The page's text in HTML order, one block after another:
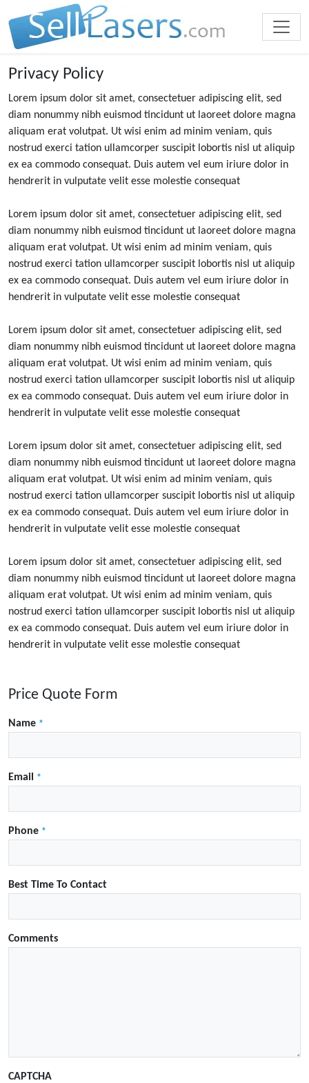
Privacy Policy
Lorem ipsum dolor sit amet, consectetuer adipiscing elit, sed
diam nonummy nibh euismod tincidunt ut laoreet dolore magna
aliquam erat volutpat. Ut wisi enim ad minim veniam, quis
nostrud exerci tation ullamcorper suscipit lobortis nisl ut aliquip
ex ea commodo consequat. Duis autem vel eum iriure dolor in
hendrerit in vulputate velit esse molestie consequat
Lorem ipsum dolor sit amet, consectetuer adipiscing elit, sed
diam nonummy nibh euismod tincidunt ut laoreet dolore magna
aliquam erat volutpat. Ut wisi enim ad minim veniam, quis
nostrud exerci tation ullamcorper suscipit lobortis nisl ut aliquip
ex ea commodo consequat. Duis autem vel eum iriure dolor in
hendrerit in vulputate velit esse molestie consequat
Lorem ipsum dolor sit amet, consectetuer adipiscing elit, sed
diam nonummy nibh euismod tincidunt ut laoreet dolore magna
aliquam erat volutpat. Ut wisi enim ad minim veniam, quis
nostrud exerci tation ullamcorper suscipit lobortis nisl ut aliquip
ex ea commodo consequat. Duis autem vel eum iriure dolor in
hendrerit in vulputate velit esse molestie consequat
Lorem ipsum dolor sit amet, consectetuer adipiscing elit, sed
diam nonummy nibh euismod tincidunt ut laoreet dolore magna
aliquam erat volutpat. Ut wisi enim ad minim veniam, quis
nostrud exerci tation ullamcorper suscipit lobortis nisl ut aliquip
ex ea commodo consequat. Duis autem vel eum iriure dolor in
hendrerit in vulputate velit esse molestie consequat
Lorem ipsum dolor sit amet, consectetuer adipiscing elit, sed
diam nonummy nibh euismod tincidunt ut laoreet dolore magna
aliquam erat volutpat. Ut wisi enim ad minim veniam, quis
nostrud exerci tation ullamcorper suscipit lobortis nisl ut aliquip
ex ea commodo consequat. Duis autem vel eum iriure dolor in
hendrerit in vulputate velit esse molestie consequat
Price Quote Form
Name *
Email *
Phone *
Best Time To Contact
Comments
CAPTCHA